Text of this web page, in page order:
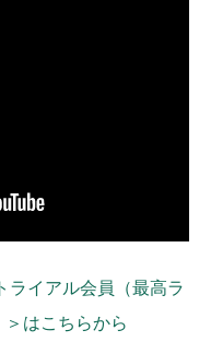
ライアル会員（最高ラ
はこちらから